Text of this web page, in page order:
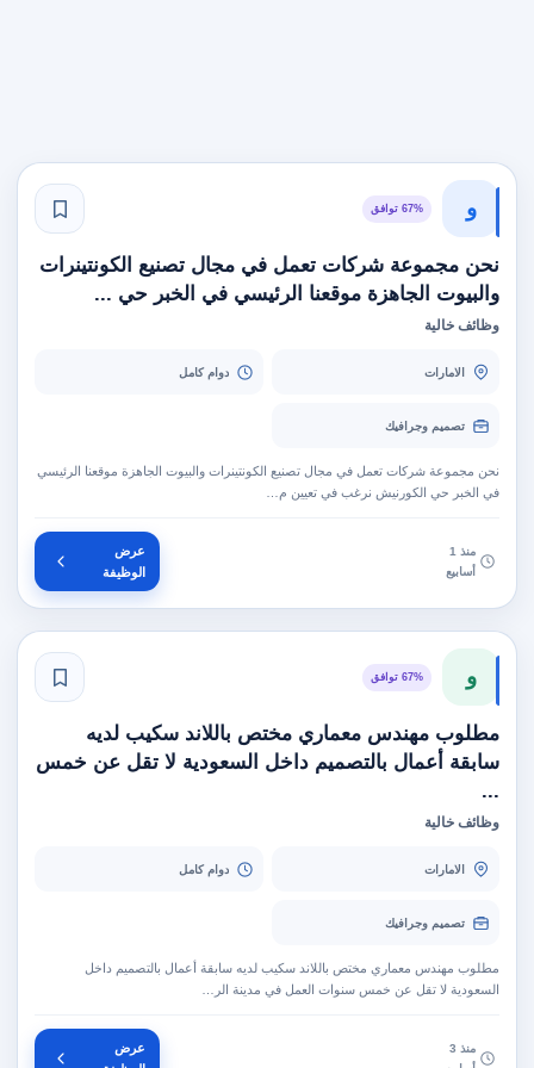
و 67% توافق
نحن مجموعة شركات تعمل في مجال تصنيع الكونتينرات
والبيوت الجاهزة موقعنا الرئيسي في الخبر حي ...
وظائف خالية
الامارات دوام كامل
تصميم وجرافيك
نحن مجموعة شركات تعمل في مجال تصنيع الكونتينرات والبيوت الجاهزة موقعنا الرئيسي
في الخبر حي الكورنيش نرغب في تعيين م…
منذ 1
أسابيع
عرض
الوظيفة
و 67% توافق
مطلوب مهندس معماري مختص باللاند سكيب لديه
سابقة أعمال بالتصميم داخل السعودية لا تقل عن خمس
...
وظائف خالية
الامارات دوام كامل
تصميم وجرافيك
مطلوب مهندس معماري مختص باللاند سكيب لديه سابقة أعمال بالتصميم داخل
السعودية لا تقل عن خمس سنوات العمل في مدينة الر…
منذ 3
عرض